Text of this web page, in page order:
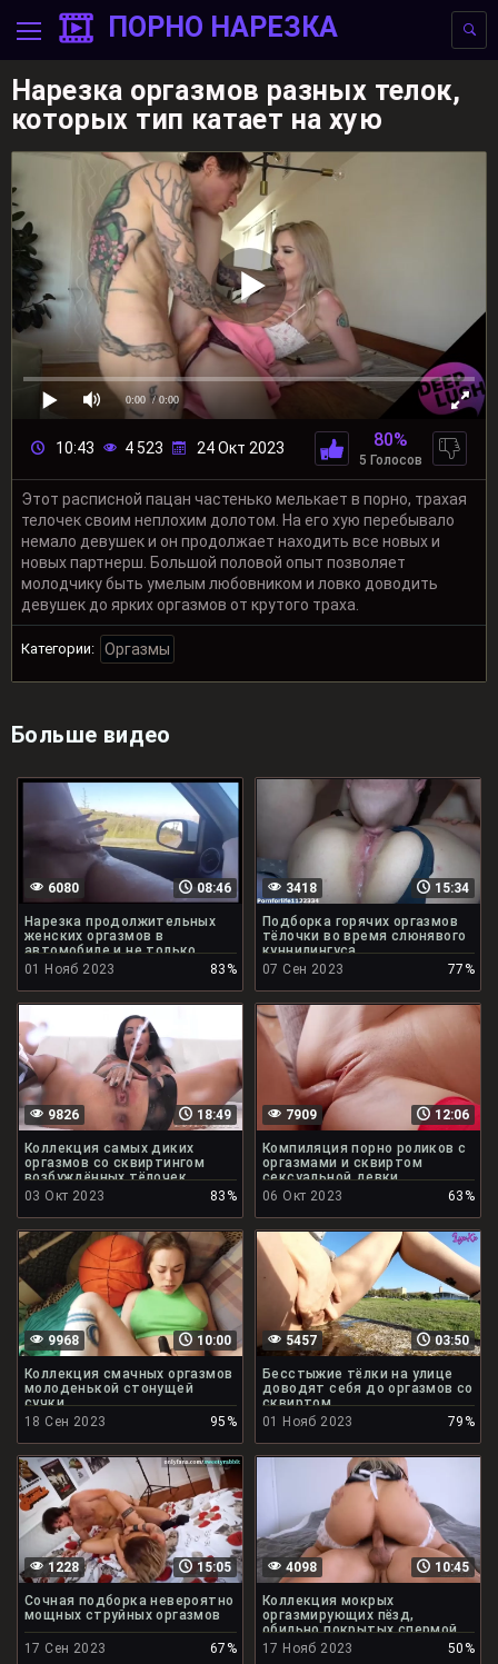
ПОРНО НАРЕЗКА
Нарезка оргазмов разных телок,
которых тип катает на хую
0:00 / 0:00
10:43 4 523 24 Окт 2023 80%
5 Голосов
Этот расписной пацан частенько мелькает в порно, трахая
телочек своим неплохим долотом. На его хую перебывало
немало девушек и он продолжает находить все новых и
новых партнерш. Большой половой опыт позволяет
молодчику быть умелым любовником и ловко доводить
девушек до ярких оргазмов от крутого траха.
Категории: Оргазмы
Больше видео
08:46
6080
Нарезка продолжительных
женских оргазмов в
автомобиле и не только
01 Нояб 2023
83%
15:34
3418
Подборка горячих оргазмов
тёлочки во время слюнявого
куннилингуса
07 Сен 2023
77%
18:49
9826
Коллекция самых диких
оргазмов со сквиртингом
возбуждённых тёлочек
03 Окт 2023
83%
12:06
7909
Компиляция порно роликов с
оргазмами и сквиртом
сексуальной девки
06 Окт 2023
63%
10:00
9968
Коллекция смачных оргазмов
молоденькой стонущей
сучки
18 Сен 2023
95%
03:50
5457
Бесстыжие тёлки на улице
доводят себя до оргазмов со
сквиртом
01 Нояб 2023
79%
15:05
1228
Сочная подборка невероятно
мощных струйных оргазмов
17 Сен 2023 67%
10:45
4098
Коллекция мокрых
оргазмирующих пёзд,
обильно покрытых спермой
17 Нояб 2023
50%